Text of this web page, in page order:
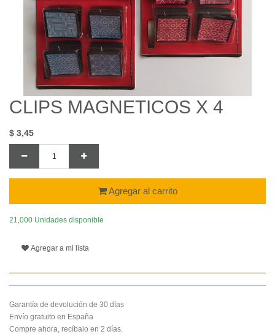
CLIPS MAGNETICOS X 4
$ 3,45
Agregar al carrito
21,000 Unidades disponible
Agregar a mi lista
Garantía de devolución de 30 días
Envío gratuito en España
Compre ahora, recíbalo en 2 días.